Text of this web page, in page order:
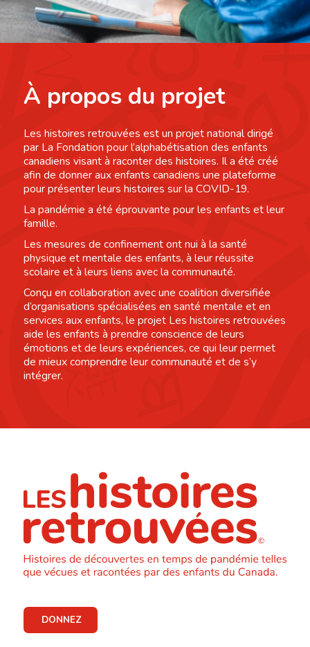
À propos du projet
Les histoires retrouvées est un projet national dirigé
par La Fondation pour l’alphabétisation des enfants
canadiens visant à raconter des histoires. Il a été créé
afin de donner aux enfants canadiens une plateforme
pour présenter leurs histoires sur la COVID-19.
La pandémie a été éprouvante pour les enfants et leur
famille.
Les mesures de confinement ont nui à la santé
physique et mentale des enfants, à leur réussite
scolaire et à leurs liens avec la communauté.
Conçu en collaboration avec une coalition diversifiée
d’organisations spécialisées en santé mentale et en
services aux enfants, le projet Les histoires retrouvées
aide les enfants à prendre conscience de leurs
émotions et de leurs expériences, ce qui leur permet
de mieux comprendre leur communauté et de s’y
intégrer.
DONNEZ